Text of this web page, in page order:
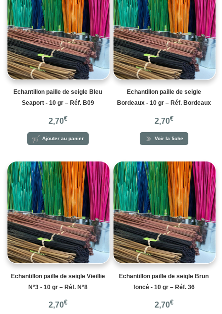
Echantillon paille de seigle Bleu
Seaport - 10 gr – Réf. B09
2,70€
Ajouter au panier
Echantillon paille de seigle
Bordeaux - 10 gr – Réf. Bordeaux
2,70€
Voir la fiche
Echantillon paille de seigle Vieillie
N°3 - 10 gr – Réf. N°8
2,70€
Echantillon paille de seigle Brun
foncé - 10 gr – Réf. 36
2,70€